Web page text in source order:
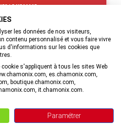
à partir de ce formulaire sont
de l’Office de Tourisme de la
qui va prendre en charge
de vos données et vos droits.
!
les nouveautés de la vallée en
la newsletter de la destination Vallée
les données de nos visiteurs,
contenu personnalisé et vous faire vivre
d'informations sur les cookies que
s'appliquent à tous les sites Web
es.chamonix.com,
boutique.chamonix.com,
it.chamonix.com.
Paramétrer